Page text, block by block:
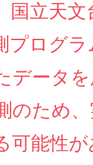
立天文
プログ
データ
のため
可能性